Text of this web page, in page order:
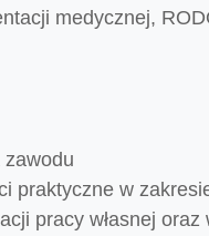
medycznej,
praktyczne w
pracy własnej oraz